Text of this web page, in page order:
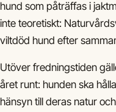
hund som påträffas i
inte teoretiskt:
viltdöd hund efter
Utöver fredningstiden
året runt: hunden ska
hänsyn till deras natur